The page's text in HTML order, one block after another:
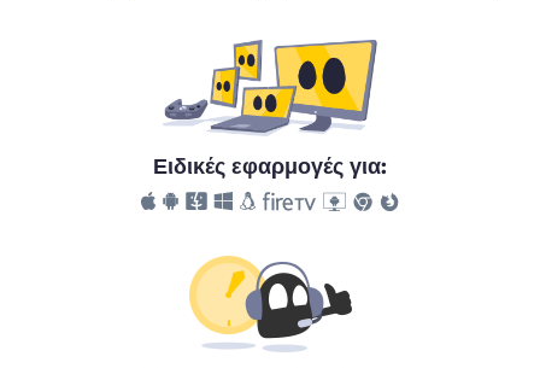
Ειδικές εφαρμογές για: